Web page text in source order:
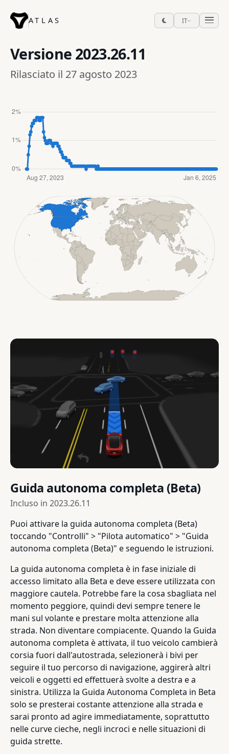
ATLAS IT
Versione 2023.26.11
Rilasciato il 27 agosto 2023
Guida autonoma completa (Beta)
Incluso in 2023.26.11
Puoi attivare la guida autonoma completa (Beta)
toccando "Controlli" > "Pilota automatico" > "Guida
autonoma completa (Beta)" e seguendo le istruzioni.
La guida autonoma completa è in fase iniziale di
accesso limitato alla Beta e deve essere utilizzata con
maggiore cautela. Potrebbe fare la cosa sbagliata nel
momento peggiore, quindi devi sempre tenere le
mani sul volante e prestare molta attenzione alla
strada. Non diventare compiacente. Quando la Guida
autonoma completa è attivata, il tuo veicolo cambierà
corsia fuori dall'autostrada, selezionerà i bivi per
seguire il tuo percorso di navigazione, aggirerà altri
veicoli e oggetti ed effettuerà svolte a destra e a
sinistra. Utilizza la Guida Autonoma Completa in Beta
solo se presterai costante attenzione alla strada e
sarai pronto ad agire immediatamente, soprattutto
nelle curve cieche, negli incroci e nelle situazioni di
guida strette.